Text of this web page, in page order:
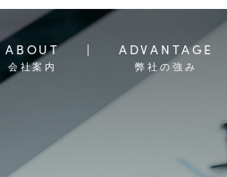
ABOUT
会社案内
ADVANTAGE
弊社の強み